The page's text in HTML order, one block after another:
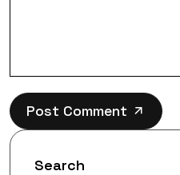
Post Comment
Search